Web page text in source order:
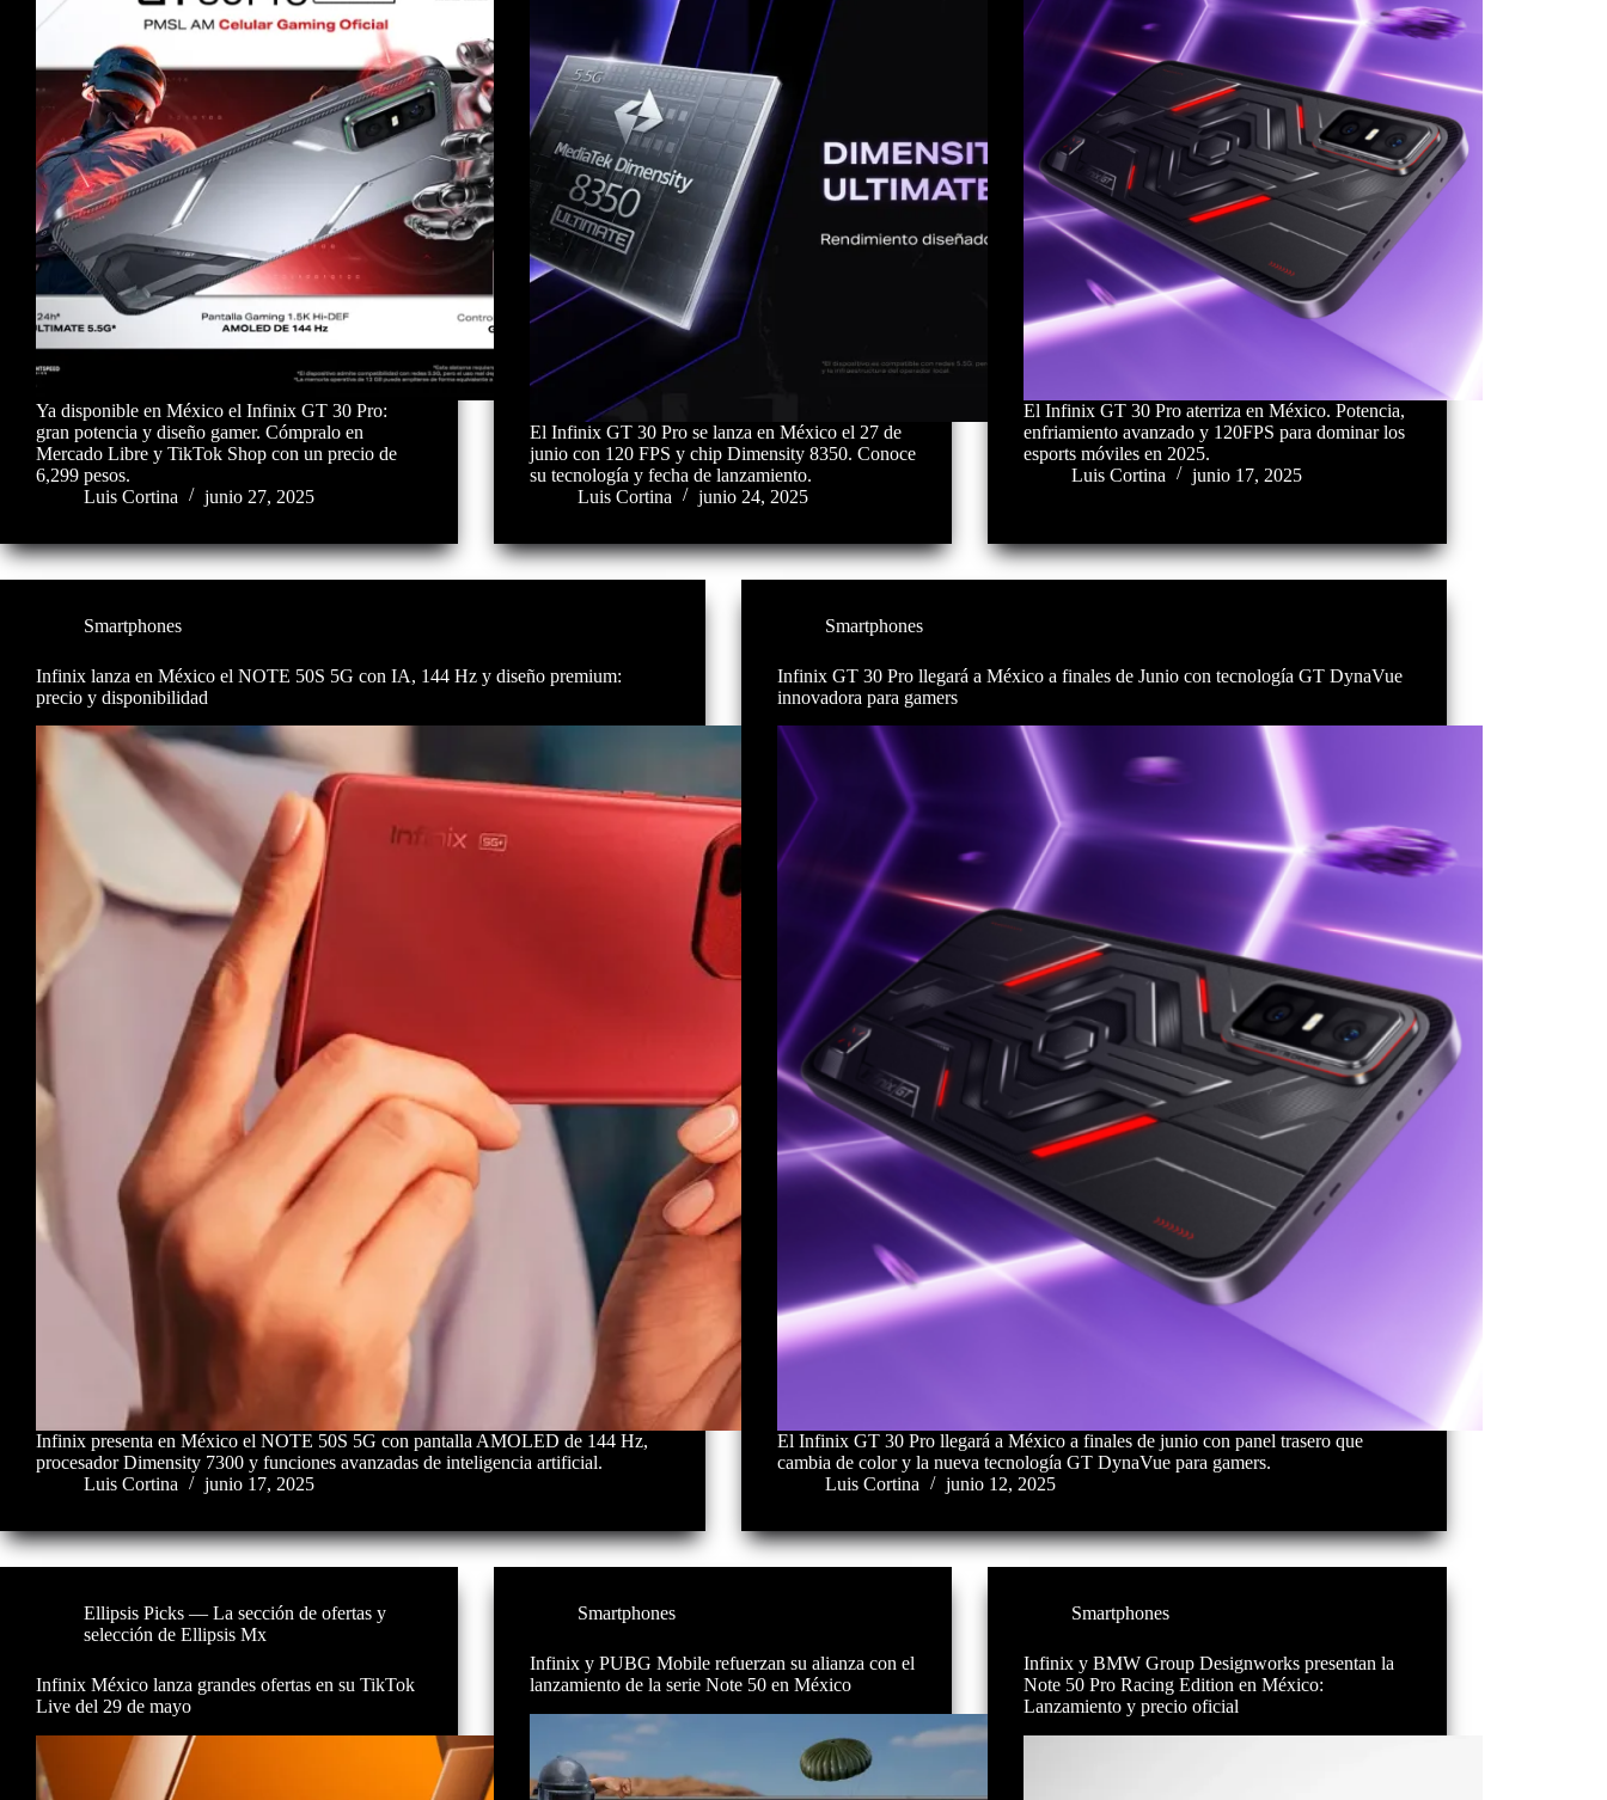
Ya disponible en México el Infinix GT 30 Pro:
gran potencia y diseño gamer. Cómpralo en
Mercado Libre y TikTok Shop con un precio de
6,299 pesos.
Luis Cortina
junio 27, 2025
El Infinix GT 30 Pro se lanza en México el 27 de
junio con 120 FPS y chip Dimensity 8350. Conoce
su tecnología y fecha de lanzamiento.
Luis Cortina
junio 24, 2025
El Infinix GT 30 Pro aterriza en México. Potencia,
enfriamiento avanzado y 120FPS para dominar los
esports móviles en 2025.
Luis Cortina
junio 17, 2025
Smartphones
Infinix lanza en México el NOTE 50S 5G con IA, 144 Hz y diseño premium:
precio y disponibilidad
Infinix presenta en México el NOTE 50S 5G con pantalla AMOLED de 144 Hz,
procesador Dimensity 7300 y funciones avanzadas de inteligencia artificial.
Luis Cortina
junio 17, 2025
Smartphones
Infinix GT 30 Pro llegará a México a finales de Junio con tecnología GT DynaVue
innovadora para gamers
El Infinix GT 30 Pro llegará a México a finales de junio con panel trasero que
cambia de color y la nueva tecnología GT DynaVue para gamers.
Luis Cortina
junio 12, 2025
Ellipsis Picks — La sección de ofertas y
selección de Ellipsis Mx
Infinix México lanza grandes ofertas en su TikTok
Live del 29 de mayo
Smartphones
Infinix y PUBG Mobile refuerzan su alianza con el
lanzamiento de la serie Note 50 en México
Smartphones
Infinix y BMW Group Designworks presentan la
Note 50 Pro Racing Edition en México:
Lanzamiento y precio oficial